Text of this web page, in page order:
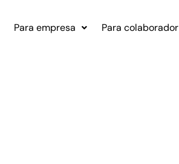
Para empresa Para colaborador